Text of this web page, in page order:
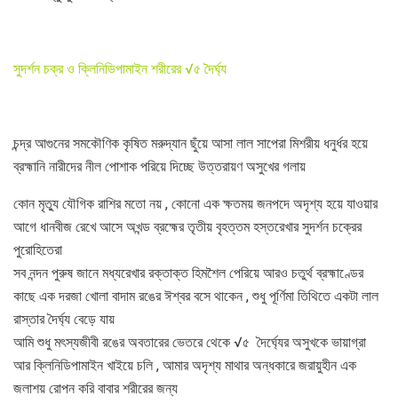
সুদর্শন চক্র ও ক্লিনিডিপামাইন শরীরের √৫ দৈর্ঘ্য
চন্দ্র আগুনের সমকৌণিক কৃষিত মরুদ্যান ছুঁয়ে আসা লাল সাপেরা মিশরীয় ধনুর্ধর হয়ে
ব্রহ্মানি নারীদের নীল পোশাক পরিয়ে দিচ্ছে উত্তরায়ণ অসুখের গলায়
কোন মৃত্যু যৌগিক রাশির মতো নয় , কোনো এক ক্ষতময় জনপদে অদৃশ্য হয়ে যাওয়ার
আগে ধানবীজ রেখে আসে অখন্ড ব্রহ্মের তৃতীয় বৃহত্তম হস্তরেখার সুদর্শন চক্রের
পুরোহিতেরা
সব নন্দন পুরুষ জানে মধ্যরেখার রক্তাক্ত হিমশৈল পেরিয়ে আরও চতুর্থ ব্রহ্মাণ্ডের
কাছে এক দরজা খোলা বাদাম রঙের ঈশ্বর বসে থাকেন , শুধু পূর্ণিমা তিথিতে একটা লাল
রাস্তার দৈর্ঘ্য বেড়ে যায়
আমি শুধু মৎস্যজীবী রঙের অবতারের ভেতরে থেকে √৫ দৈর্ঘ্যের অসুখকে ভায়াগ্রা
আর ক্লিনিডিপামাইন খাইয়ে চলি , আমার অদৃশ্য মাথার অন্ধকারে জরায়ুহীন এক
জলাশয় রোপন করি বাবার শরীরের জন্য